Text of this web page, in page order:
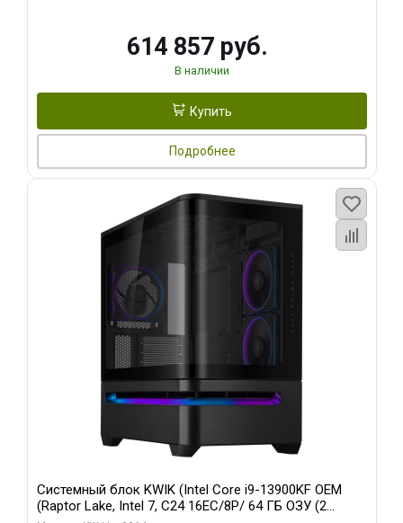
614 857 руб.
В наличии
Купить
Подробнее
Системный блок KWIK (Intel Core i9-13900KF OEM
(Raptor Lake, Intel 7, C24 16EC/8P/ 64 ГБ ОЗУ (2